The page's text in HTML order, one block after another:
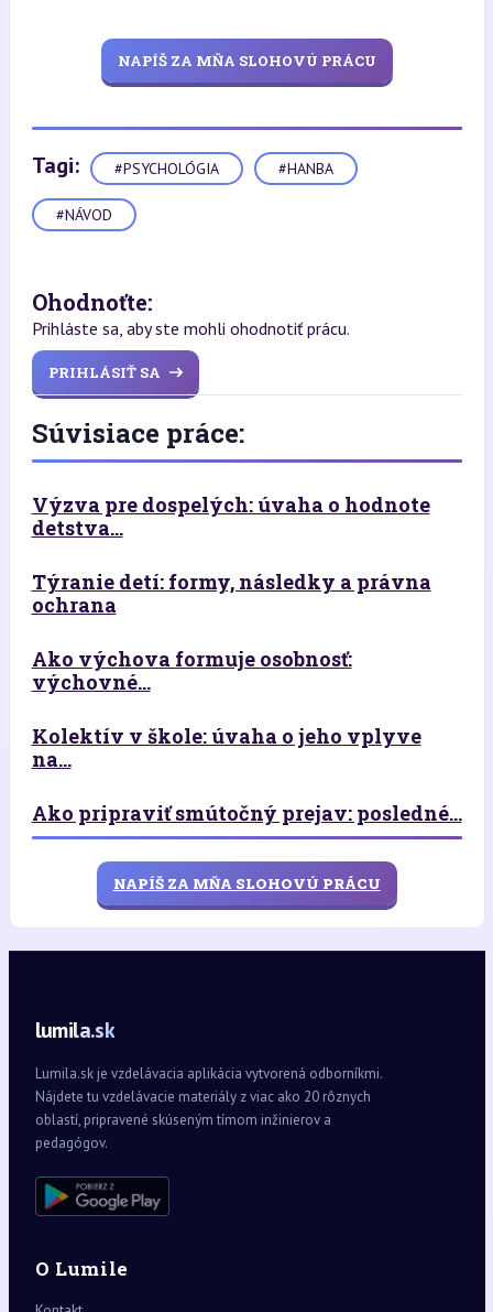
NAPÍŠ ZA MŇA SLOHOVÚ PRÁCU
Tagi: #PSYCHOLÓGIA #HANBA
#NÁVOD
Ohodnoťte:
Prihláste sa, aby ste mohli ohodnotiť prácu.
PRIHLÁSIŤ SA
Súvisiace práce:
Výzva pre dospelých: úvaha o hodnote
detstva...
Týranie detí: formy, následky a právna
ochrana
Ako výchova formuje osobnosť:
výchovné...
Kolektív v škole: úvaha o jeho vplyve
na...
Ako pripraviť smútočný prejav: posledné...
NAPÍŠ ZA MŇA SLOHOVÚ PRÁCU
lumila.sk
Lumila.sk je vzdelávacia aplikácia vytvorená odborníkmi.
Nájdete tu vzdelávacie materiály z viac ako 20 rôznych
oblastí, pripravené skúseným tímom inžinierov a
pedagógov.
O Lumile